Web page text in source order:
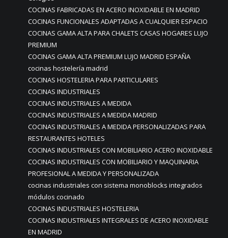
COCINAS FABRICADAS EN ACERO INOXIDABLE EN MADRID
COCINAS FUNCIONALES ADAPTADAS A CUALQUIER ESPACIO
COCINAS GAMA ALTA PARA CHALETS CASAS HOGARES LUJO
PREMIUM
COCINAS GAMA ALTA PREMIUM LUJO MADRID ESPAÑA
cocinas hostelería madrid
COCINAS HOSTELERIA PARA PARTICULARES
COCINAS INDUSTRIALES
COCINAS INDUSTRIALES A MEDIDA
COCINAS INDUSTRIALES A MEDIDA MADRID
COCINAS INDUSTRIALES A MEDIDA PERSONALIZADAS PARA
RESTAURANTES HOTELES
COCINAS INDUSTRIALES CON MOBILIARIO ACERO INOXIDABLE
COCINAS INDUSTRIALES CON MOBILIARIO Y MAQUINARIA
PROFESIONAL A MEDIDA Y PERSONALIZADA
cocinas industriales con sistema monoblocks integrados
módulos cocinado
COCINAS INDUSTRIALES HOSTELERIA
COCINAS INDUSTRIALES INTEGRALES DE ACERO INOXIDABLE
EN MADRID